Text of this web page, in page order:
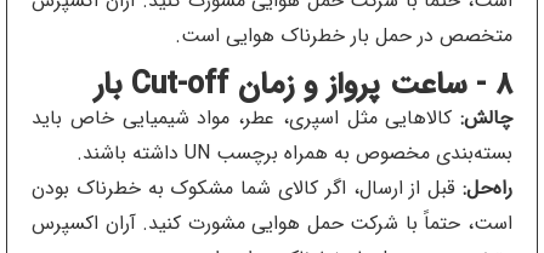
متخصص در حمل بار خطرناک هوایی است.
۸ - ساعت پرواز و زمان Cut-off بار
چالش: کالاهایی مثل اسپری، عطر، مواد شیمیایی خاص باید
بسته‌بندی مخصوص به همراه برچسب UN داشته باشند.
راه‌حل: قبل از ارسال، اگر کالای شما مشکوک به خطرناک بودن
است، حتماً با شرکت حمل هوایی مشورت کنید. آران اکسپرس